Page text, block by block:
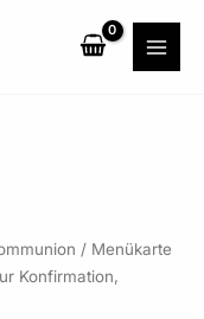
/ Menükarte
Konfirmation,